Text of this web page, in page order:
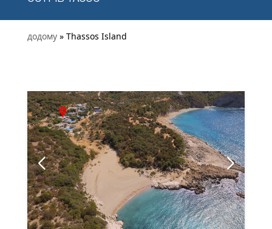
додому » Thassos Island